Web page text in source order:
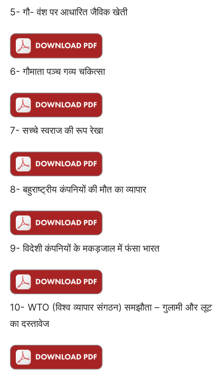
5- गौ- वंश पर आधारित जैविक खेती
6- गौमाता पञ्च गव्य चकित्सा
7- सच्चे स्वराज की रूप रेखा
8- बहुराष्ट्रीय कंपनियों की मौत का व्यापार
9- विदेशी कंपनियों के मकड़जाल में फंसा भारत
10- WTO (विश्व व्यापार संगठन) समझौता – गुलामी और लूट
का दस्तावेज